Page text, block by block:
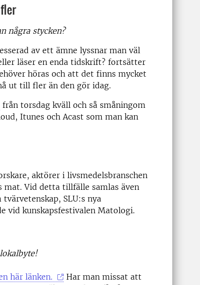
några stycken?
av ett ämne lyssnar man väl
läser en enda tidskrift? fortsätter
höras och att det finns mycket
ut till fler än den gör idag.
från torsdag kväll och så småningom
Itunes och Acast som man kan
aktörer i livsmedelsbranschen
mat. Vid detta tillfälle samlas även
SLU:s nya
vid kunskapsfestivalen Matologi.
här länken.
Har man missat att